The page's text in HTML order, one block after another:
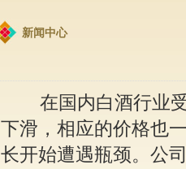
新闻中心
在国内白酒行业受
下滑，相应的价格也
长开始遭遇瓶颈。公